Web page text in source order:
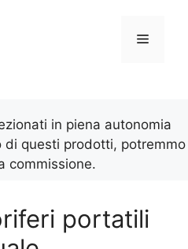
Menu
in piena autonomia
di questi prodotti, potremmo
commissione.
portatili